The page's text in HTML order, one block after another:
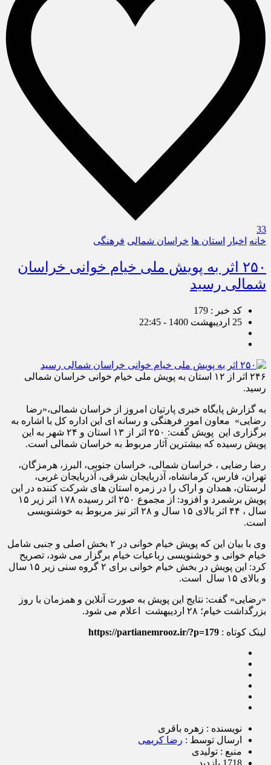
33
خانه اخبار استان ها خراسان شمالی فرهنگی
۲۵۰ اثر به پویش ملی خیام خوانی خراسان
شمالی رسید
کد خبر : 179
25 اردیبهشت 1400 - 22:45
۲۴۶ اثر از ۱۲ استان به پویش ملی خیام خوانی خراسان شمالی
رسید.
به گزارش پایگاه خبری پارتیان امروز از خراسان شمالی،«رضا
رضایی» معاون امور فرهنگی و رسانه ای این اداره کل با اشاره به
برگزاری این پویش گفت: ۲۵۰ اثر از ۱۳ استان و ۲۴ شهر به این
پویش رسیده که بیشترین آثار مربوط به خراسان شمالی است.
رضا رضایی ، خراسان شمالی، خراسان جنوبی، البرز، هرمزگان،
تهران، فارس، کرمانشاه، آذربایجان شرقی، آذربایجان غربی،
لرستان، همدان و اراک را در زمره استان های شرکت کننده در این
پویش برشمرد و افزود: از مجموع ۲۵۰ اثر رسیده ۱۷۸ اثر زیر ۱۵
سال ، ۴۴ اثر بالای ۱۵ سال و ۲۸ اثر نیز مربوط به خوشنویسی
است.
وی با بیان این که پویش خیام خوانی در ۲ بخش اصلی و جنبی شامل
خیام خوانی و خوشنویسی رباعیات خیام برگزار می شود، تصریح
کرد: این پویش در بخش خیام خوانی برای ۲ گروه سنی زیر ۱۵ سال
و بالای ۱۵ سال است.
«رضایی» گفت: نتایج این پویش به صورت آنلاین و همزمان با روز
بزرگداشت خیام؛ ۲۸ اردیبهشت اعلام می شود.
لینک کوتاه : https://partianemrooz.ir/?p=179
نویسنده : زهره باقری
ارسال توسط : رضا کریمی
منبع : تولیدی
1718 بازدید